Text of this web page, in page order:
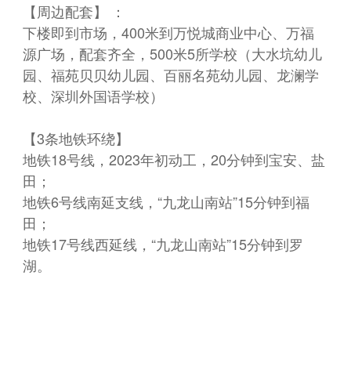
【周边配套】 ：
下楼即到市场，400米到万悦城商业中心、万福
源广场，配套齐全，500米5所学校（大水坑幼儿
园、福苑贝贝幼儿园、百丽名苑幼儿园、龙澜学
校、深圳外国语学校）
【3条地铁环绕】
地铁18号线，2023年初动工，20分钟到宝安、盐
田；
地铁6号线南延支线，“九龙山南站”15分钟到福
田；
地铁17号线西延线，“九龙山南站”15分钟到罗
湖。